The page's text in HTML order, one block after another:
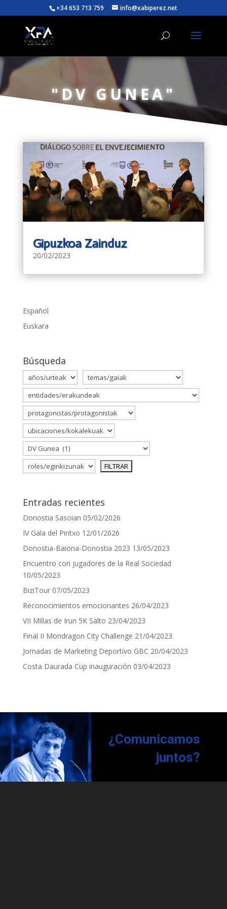
+34 653 713 759 info@xabiperez.net
"DV GUNEA"
Gipuzkoa Zainduz
20/02/2023
Español
Euskara
Búsqueda
Entradas recientes
Donostia Sasoian 05/02/2026
IV Gala del Pintxo 12/01/2026
Donostia-Baiona-Donostia 2023 13/05/2023
Encuentro con jugadores de la Real Sociedad
10/05/2023
BiziTour 07/05/2023
Reconocimientos emocionantes 26/04/2023
VII Millas de Irun 5K Salto 23/04/2023
Final II Mondragon City Challenge 21/04/2023
Jornadas de Marketing Deportivo GBC 20/04/2023
Costa Daurada Cup inauguración 03/04/2023
¿Comunicamos
juntos?